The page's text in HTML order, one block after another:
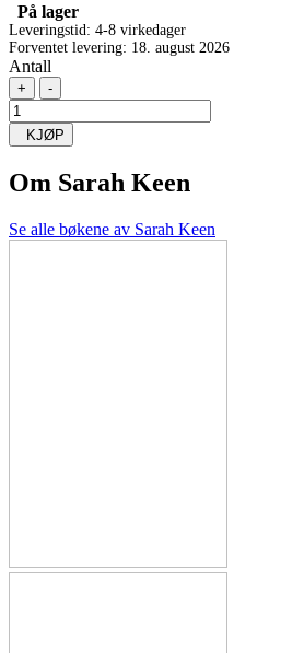
På lager
Leveringstid: 4-8 virkedager
Forventet levering: 18. august 2026
Antall
+ -
KJØP
Om Sarah Keen
Se alle bøkene av Sarah Keen